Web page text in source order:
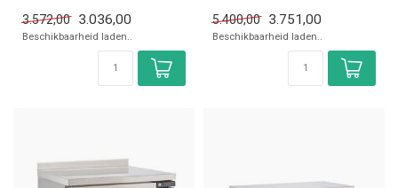
✓ Breedte 94 cm...
3.572,00 3.036,00
Beschikbaarheid laden..
✓ Breedte 77,5 cm, diepte...
5.400,00 3.751,00
Beschikbaarheid laden..